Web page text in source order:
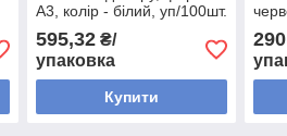
А3, колір - білий, уп/100шт.
595,32₴/
упаковка
Купити